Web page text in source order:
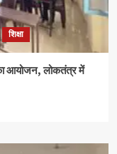
शिक्षा
का आयोजन, लोकतंत्र में